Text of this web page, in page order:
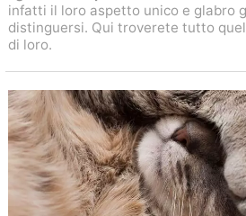
infatti il loro aspetto unico e glabro
distinguersi. Qui troverete tutto
di loro.